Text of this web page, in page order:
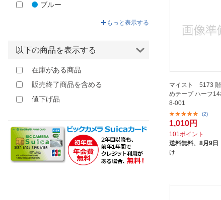
マイスト 5173 階
めテープ ハーフ
8-001
(2)
1,010円
101ポイント
送料無料、 8月9日
け
オーエッチ工業｜OH
カーボーイ｜CAR-BOY
キトー｜KITO
ササガワ｜SASAGAWA
サンコーインダストリー｜
SUNCO
シロクマ｜SHIROKUMA
ブルー
イエロー
ピンク
パープル
もっと表示する
以下の商品を表示する
在庫がある商品
販売終了商品を含める
値下げ品